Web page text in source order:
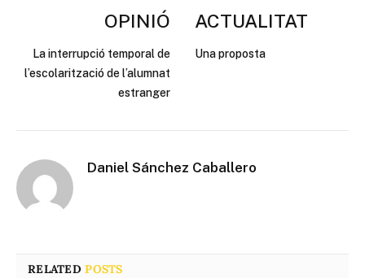
OPINIÓ
La interrupció temporal de
l’escolarització de l’alumnat
estranger
ACTUALITAT
Una proposta
Daniel Sánchez Caballero
RELATEDPOSTS